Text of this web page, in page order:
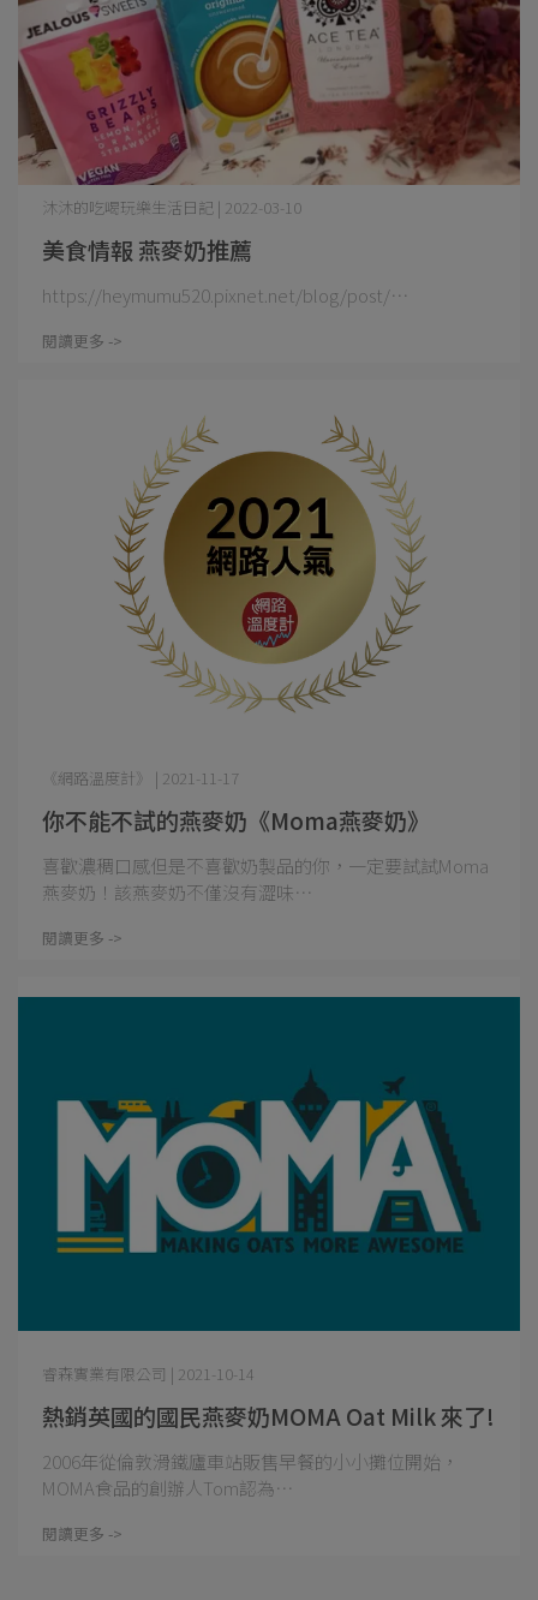
美食情報 燕麥奶推薦
沐沐的吃喝玩樂生活日記 | 2022-03-10
https://heymumu520.pixnet.net/blog/post/⋯
閱讀更多 ->
你不能不試的燕麥奶《Moma燕麥奶》
《網路溫度計》 | 2021-11-17
喜歡濃稠口感但是不喜歡奶製品的你，一定要試試Moma
燕麥奶！該燕麥奶不僅沒有澀味⋯
閱讀更多 ->
熱銷英國的國民燕麥奶MOMA Oat Milk 來了!
睿森實業有限公司 | 2021-10-14
2006年從倫敦滑鐵廬車站販售早餐的小小攤位開始，
MOMA食品的創辦人Tom認為⋯
閱讀更多 ->